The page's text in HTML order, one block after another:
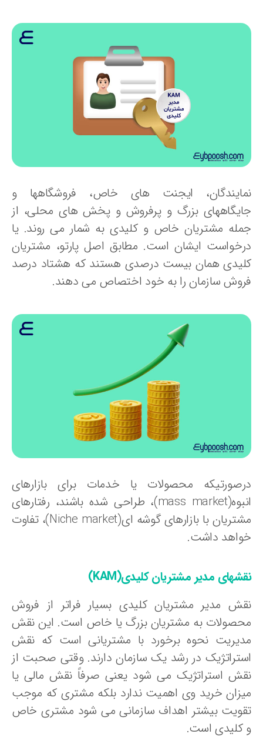
ایجنت های خاص، فروشگاهها و
بزرگ و پرفروش و پخش های محلی، از
مشتریان خاص و کلیدی به شمار می روند. یا
ایشان است. مطابق اصل پارتو، مشتریان
همان بیست درصدی هستند که هشتاد درصد
سازمان را به خود اختصاص می دهند.
محصولات یا خدمات برای بازارهای
انبوه(mass market)، طراحی شده باشند، رفتارهای
مشتریان با بازارهای گوشه ای(Niche market)، تفاوت
داشت.
مدیر مشتریان کلیدی(KAM)
مدیر مشتریان کلیدی بسیار فراتر از فروش
به مشتریان بزرگ یا خاص است. این نقش
نحوه برخورد با مشتریانی است که نقش
در رشد یک سازمان دارند. وقتی صحبت از
استراتژیک می شود یعنی صرفاً نقش مالی یا
خرید وی اهمیت ندارد بلکه مشتری که موجب
بیشتر اهداف سازمانی می شود مشتری خاص
کلیدی است.